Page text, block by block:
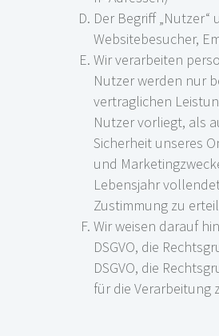
Der Begriff
Websitebesucher,
Wir verarbeiten
Nutzer werden nur
vertraglichen
Nutzer vorliegt, als
Sicherheit unseres
und
Lebensjahr
Zustimmung zu
Wir weisen darauf
DSGVO, die
DSGVO, die
für die Verarbeitung